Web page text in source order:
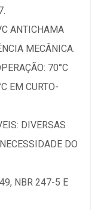
ANTICHAMA
MECÂNICA.
70°C
EM CURTO-
DIVERSAS
DO
NBR 247-5 E